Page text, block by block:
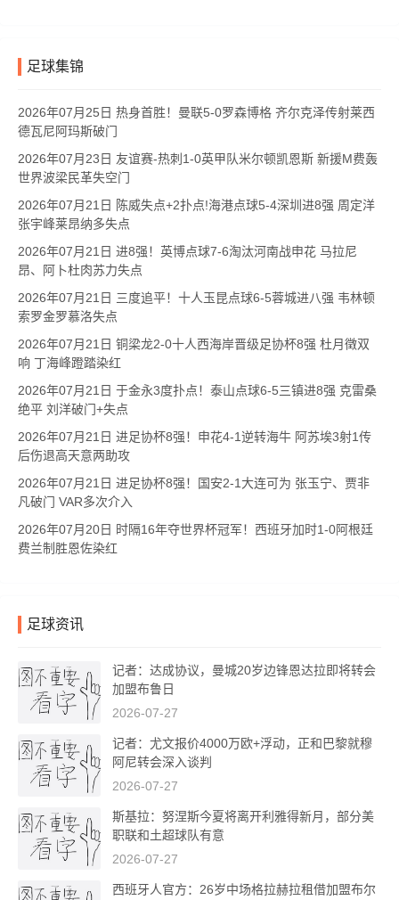
足球集锦
2026年07月25日 热身首胜！曼联5-0罗森博格 齐尔克泽传射莱西
德瓦尼阿玛斯破门
2026年07月23日 友谊赛-热刺1-0英甲队米尔顿凯恩斯 新援M费轰
世界波梁民革失空门
2026年07月21日 陈威失点+2扑点!海港点球5-4深圳进8强 周定洋
张宇峰莱昂纳多失点
2026年07月21日 进8强！英博点球7-6淘汰河南战申花 马拉尼
昂、阿卜杜肉苏力失点
2026年07月21日 三度追平！十人玉昆点球6-5蓉城进八强 韦林顿
索罗金罗慕洛失点
2026年07月21日 铜梁龙2-0十人西海岸晋级足协杯8强 杜月徵双
响 丁海峰蹬踏染红
2026年07月21日 于金永3度扑点！泰山点球6-5三镇进8强 克雷桑
绝平 刘洋破门+失点
2026年07月21日 进足协杯8强！申花4-1逆转海牛 阿苏埃3射1传
后伤退高天意两助攻
2026年07月21日 进足协杯8强！国安2-1大连可为 张玉宁、贾非
凡破门 VAR多次介入
2026年07月20日 时隔16年夺世界杯冠军！西班牙加时1-0阿根廷
费兰制胜恩佐染红
足球资讯
记者：达成协议，曼城20岁边锋恩达拉即将转会
加盟布鲁日
2026-07-27
记者：尤文报价4000万欧+浮动，正和巴黎就穆
阿尼转会深入谈判
2026-07-27
斯基拉：努涅斯今夏将离开利雅得新月，部分美
职联和土超球队有意
2026-07-27
西班牙人官方：26岁中场格拉赫拉租借加盟布尔